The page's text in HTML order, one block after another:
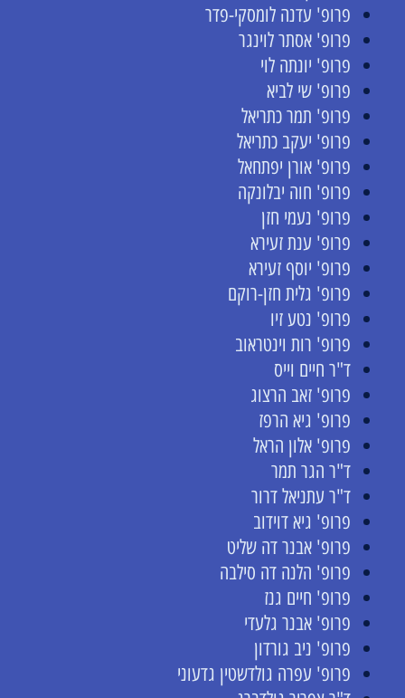
פרופ' עדנה לומסקי-פדר
פרופ' אסתר לוינגר
פרופ' יונתה לוי
פרופ' שי לביא
פרופ' תמר כתריאל
פרופ' יעקב כתריאל
פרופ' אורן יפתחאל
פרופ' חוה יבלונקה
פרופ' נעמי חזן
פרופ' ענת זעירא
פרופ' יוסף זעירא
פרופ' גלית חזן-רוקם
פרופ' נטע זיו
פרופ' רות וינטראוב
ד"ר חיים וייס
פרופ' זאב הרצוג
פרופ' גיא הרפז
פרופ' אלון הראל
ד"ר הגר תמר
ד"ר עתניאל דרור
פרופ' גיא דוידוב
פרופ' אבנר דה שליט
פרופ' הלנה דה סילבה
פרופ' חיים גנז
פרופ' אבנר גלעדי
פרופ' ניב גורדון
פרופ' עפרה גולדשטין גדעוני